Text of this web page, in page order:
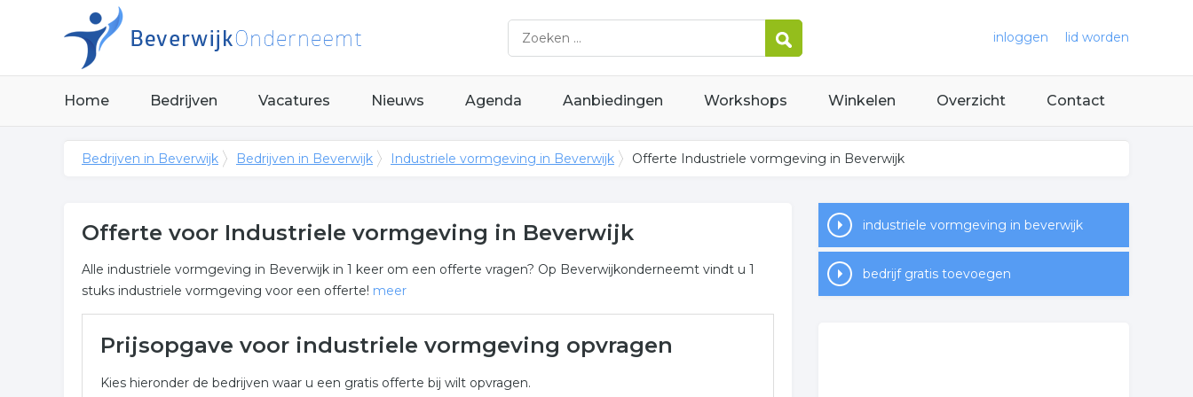
inloggen lid worden
Home Bedrijven Vacatures Nieuws Agenda Aanbiedingen Workshops Winkelen Overzicht Contact
Bedrijven in Beverwijk Bedrijven in Beverwijk Industriele vormgeving in Beverwijk Offerte Industriele vormgeving in Beverwijk
Offerte voor Industriele vormgeving in Beverwijk
Alle industriele vormgeving in Beverwijk in 1 keer om een offerte vragen? Op Beverwijkonderneemt vindt u 1
stuks industriele vormgeving voor een offerte! meer
Beverwijk voor een vrijblijvende aanvraag.
Prijsopgave voor industriele vormgeving opvragen
Kies hieronder de bedrijven waar u een gratis offerte bij wilt opvragen.
industriele vormgeving in beverwijk
bedrijf gratis toevoegen